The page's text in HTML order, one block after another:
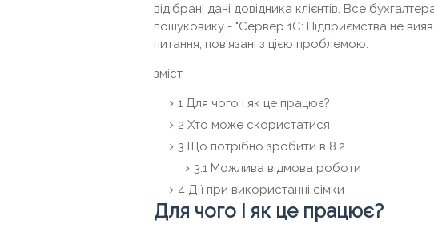
відібрані дані довідника клієнтів. Все
пошуковику - "Сервер 1С: Підприємства не
питання, пов'язані з цією проблемою.
зміст
1 Для чого і як це працює?
2 Хто може скористатися
3 Що потрібно зробити в 8.2
3.1 Можлива відмова роботи
4 Дії при використанні сімки
Для чого і як це працює?